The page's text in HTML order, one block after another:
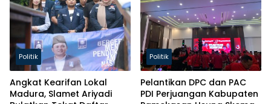
Politik
Angkat Kearifan Lokal
Madura, Slamet Ariyadi
Politik
Pelantikan DPC dan PAC
PDI Perjuangan Kabupaten